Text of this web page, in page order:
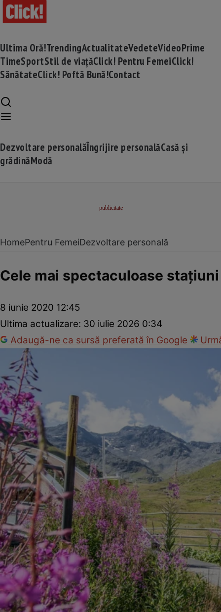
Ultima Oră!TrendingActualitateVedeteVideoPrime
TimeSportStil de viațăClick! Pentru FemeiClick!
SănătateClick! Poftă Bună!Contact
Dezvoltare personalăÎngrijire personalăCasă și
grădinăModă
HomePentru FemeiDezvoltare personală
Cele mai spectaculoase
8 iunie 2020 12:45
Ultima actualizare: 30 iulie 2026 0:34
Adaugă-ne ca sursă preferată în Google